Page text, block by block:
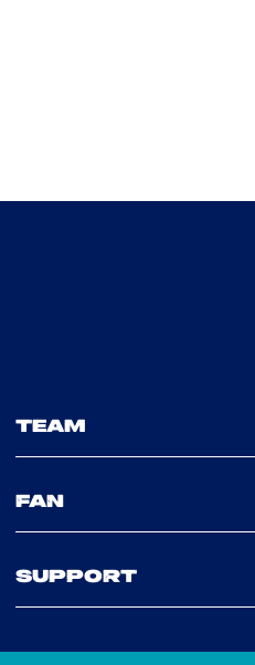
TEAM
FAN
SUPPORT